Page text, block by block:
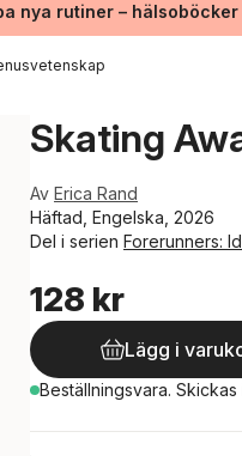
nya rutiner –
Skating
Av Erica Rand
Häftad, Engelska, 2026
Del i serien Forerunners:
128 kr
Lägg i
Beställningsvara. Skickas